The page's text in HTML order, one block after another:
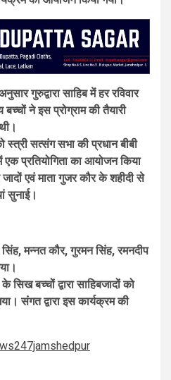
गुरुद्वारा साहिब में हर रविवार
ने इस प्रोग्राम की तैयारी
सत्संग सभा की प्रधान बीबी
प्रतियोगिता का आयोजन किया
एवं माता गुजर कौर के शहीदी से
सुनाई।
मन्नत कौर, गुरमन सिंह, रमनदीप
सिख बच्चों द्वारा साहिबजादों को
संगत द्वारा इस कार्यक्रम की